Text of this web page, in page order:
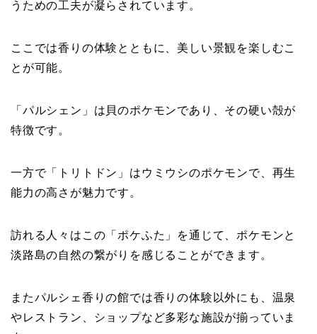
うための工夫が凝らされています。
ここでは香りの体験とともに、美しい景観を楽しむこ
とが可能。
「パルシェン」は貝のポケモンであり、その硬い殻が
特徴です。
一方で「トリトドン」はウミウシのポケモンで、再生
能力の高さが魅力です。
訪れる人々はこの「ポケふた」を通じて、ポケモンと
淡路島の自然の繋がりを感じることができます。
またパルシェ香りの館では香りの体験以外にも、温泉
やレストラン、ショップなど多彩な施設が揃っていま